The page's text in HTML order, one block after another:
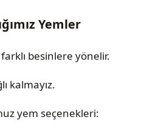
Yemler
besinlere yönelir.
kalmayız.
yem seçenekleri: